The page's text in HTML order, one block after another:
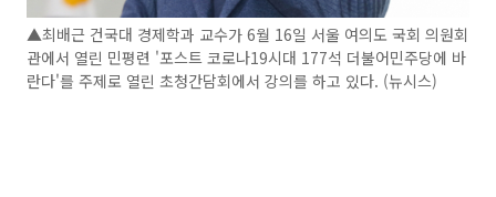
▲최배근 건국대 경제학과 교수가 6월 16일 서울 여의도 국회 의원회
관에서 열린 민평련 '포스트 코로나19시대 177석 더불어민주당에 바
란다'를 주제로 열린 초청간담회에서 강의를 하고 있다. (뉴시스)